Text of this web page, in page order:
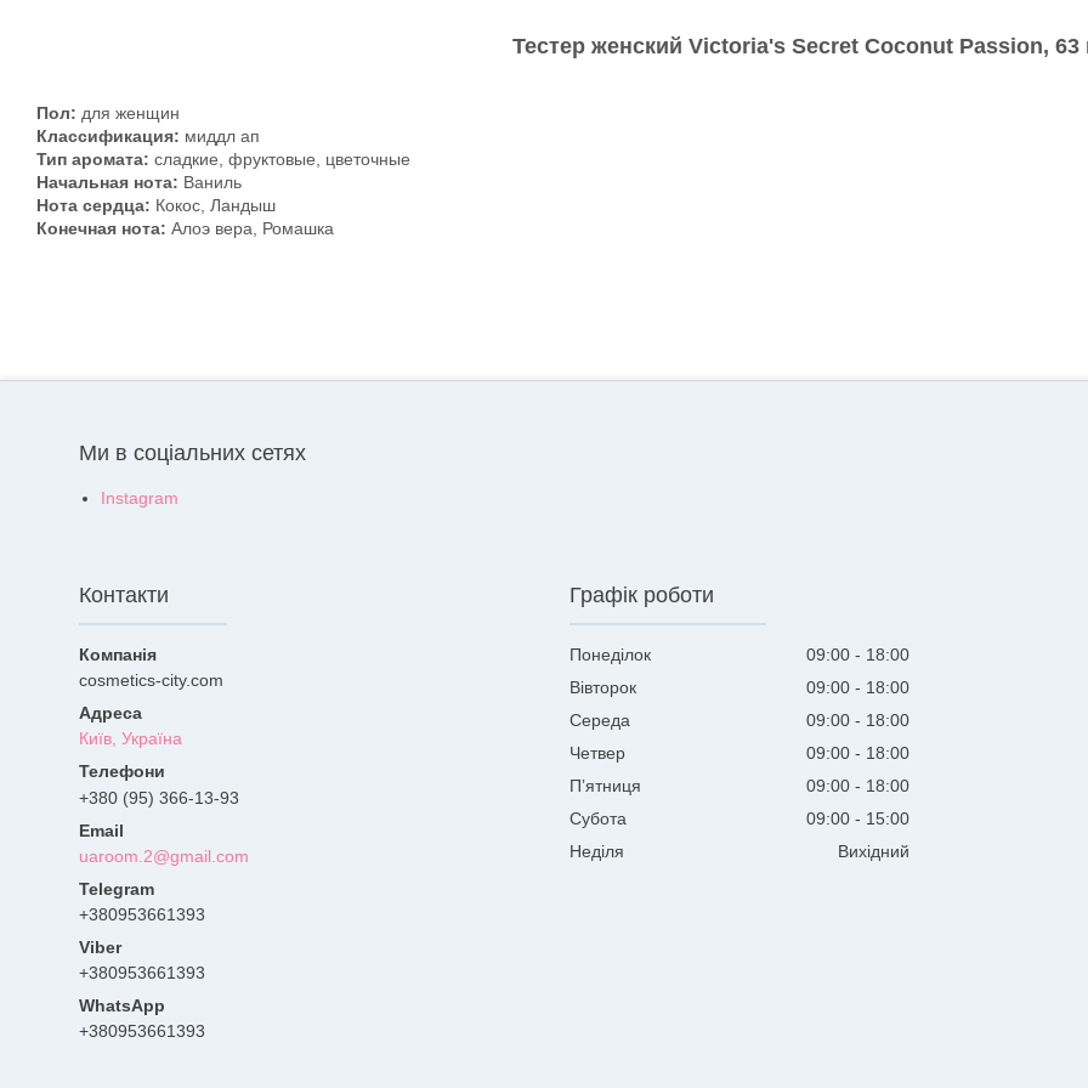
Тестер женский Victoria's Secret Coconut Passion, 63
Пол: для женщин
Классификация: миддл ап
Тип аромата: сладкие, фруктовые, цветочные
Начальная нота: Ваниль
Нота сердца: Кокос, Ландыш
Конечная нота: Алоэ вера, Ромашка
Ми в соціальних сетях
Instagram
Контакти
cosmetics-city.com
Київ, Україна
+380 (95) 366-13-93
uaroom.2@gmail.com
+380953661393
+380953661393
+380953661393
Графік роботи
Понеділок 09:00
18:00
Вівторок
09:00
18:00
Середа
09:00
18:00
Четвер
09:00
18:00
Пʼятниця
09:00
18:00
Субота
09:00
15:00
Неділя
Вихідний